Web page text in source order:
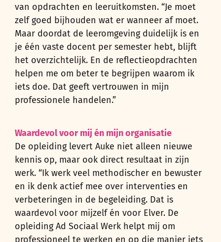
van opdrachten en leeruitkomsten. “Je moet
zelf goed bijhouden wat er wanneer af moet.
Maar doordat de leeromgeving duidelijk is en
je één vaste docent per semester hebt, blijft
het overzichtelijk. En de reflectieopdrachten
helpen me om beter te begrijpen waarom ik
iets doe. Dat geeft vertrouwen in mijn
professionele handelen.”
Waardevol voor mij én mijn organisatie
De opleiding levert Auke niet alleen nieuwe
kennis op, maar ook direct resultaat in zijn
werk. “Ik werk veel methodischer en bewuster
en ik denk actief mee over interventies en
verbeteringen in de begeleiding. Dat is
waardevol voor mijzelf én voor Elver. De
opleiding Ad Sociaal Werk helpt mij om
professioneel te werken en op die manier iets